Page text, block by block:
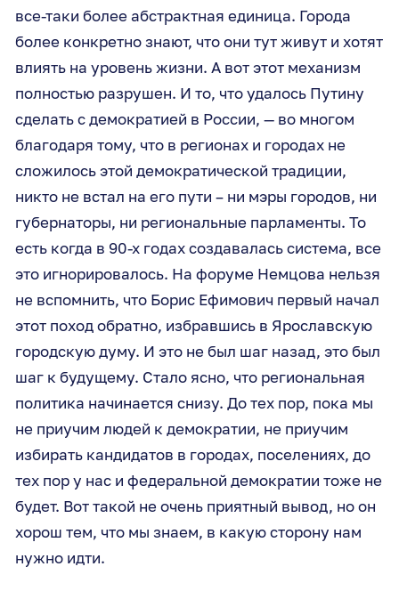
все-таки более абстрактная единица. Города
более конкретно знают, что они тут живут и хотят
влиять на уровень жизни. А вот этот механизм
полностью разрушен. И то, что удалось Путину
сделать с демократией в России, — во многом
благодаря тому, что в регионах и городах не
сложилось этой демократической традиции,
никто не встал на его пути – ни мэры городов, ни
губернаторы, ни региональные парламенты. То
есть когда в 90-х годах создавалась система, все
это игнорировалось. На форуме Немцова нельзя
не вспомнить, что Борис Ефимович первый начал
этот поход обратно, избравшись в Ярославскую
городскую думу. И это не был шаг назад, это был
шаг к будущему. Стало ясно, что региональная
политика начинается снизу. До тех пор, пока мы
не приучим людей к демократии, не приучим
избирать кандидатов в городах, поселениях, до
тех пор у нас и федеральной демократии тоже не
будет. Вот такой не очень приятный вывод, но он
хорош тем, что мы знаем, в какую сторону нам
нужно идти.